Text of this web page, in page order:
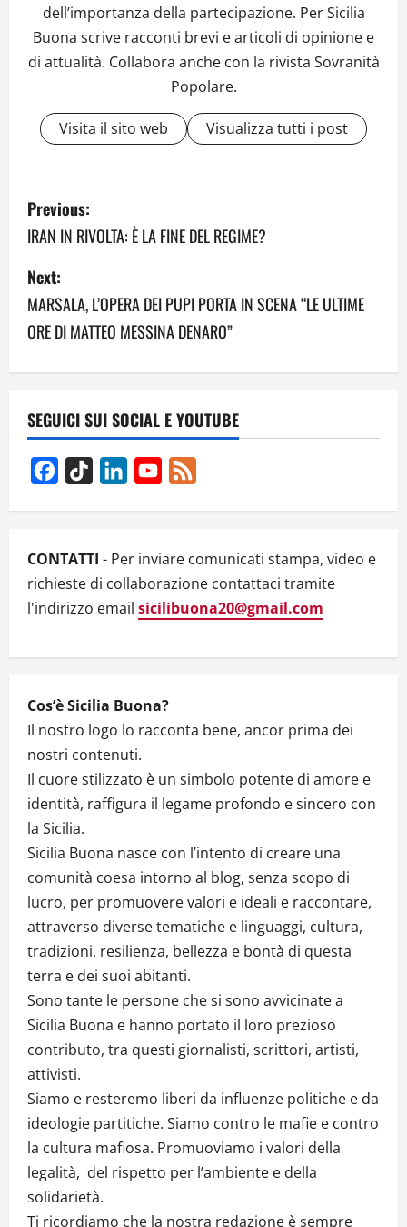
dell’importanza della partecipazione. Per Sicilia
Buona scrive racconti brevi e articoli di opinione e
di attualità. Collabora anche con la rivista Sovranità
Popolare.
Visita il sito web Visualizza tutti i post
P
o
s
t
n
v
i
g
a
t
i
o
n
Previous:
IRAN IN RIVOLTA: È LA FINE DEL REGIME?
Next:
MARSALA, L’OPERA DEI PUPI PORTA IN SCENA “LE ULTIME
ORE DI MATTEO MESSINA DENARO”
SEGUICI SUI SOCIAL E YOUTUBE
Facebook
TikTok LinkedInYouTube
CONTATTI - Per inviare comunicati stampa, video e
richieste di collaborazione contattaci tramite
l'indirizzo email sicilibuona20@gmail.com
Cos’è Sicilia Buona?
Il nostro logo lo racconta bene, ancor prima dei
nostri contenuti.
Il cuore stilizzato è un simbolo potente di amore e
identità, raffigura il legame profondo e sincero con
la Sicilia.
Sicilia Buona nasce con l’intento di creare una
comunità coesa intorno al blog, senza scopo di
lucro, per promuovere valori e ideali e raccontare,
attraverso diverse tematiche e linguaggi, cultura,
tradizioni, resilienza, bellezza e bontà di questa
terra e dei suoi abitanti.
Sono tante le persone che si sono avvicinate a
Sicilia Buona e hanno portato il loro prezioso
contributo, tra questi giornalisti, scrittori, artisti,
attivisti.
Siamo e resteremo liberi da influenze politiche e da
ideologie partitiche. Siamo contro le mafie e contro
la cultura mafiosa. Promuoviamo i valori della
legalità, del rispetto per l’ambiente e della
solidarietà.
Ti ricordiamo che la nostra redazione è sempre